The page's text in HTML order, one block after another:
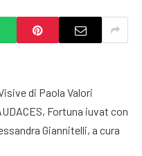
di Paola Valori
Fortuna iuvat con
Giannitelli, a cura